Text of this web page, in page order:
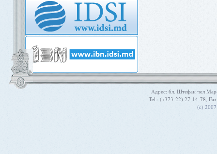
Aдрес: бл. Штефан чел
Tel.: (+373-22) 27-14-78,
(c)